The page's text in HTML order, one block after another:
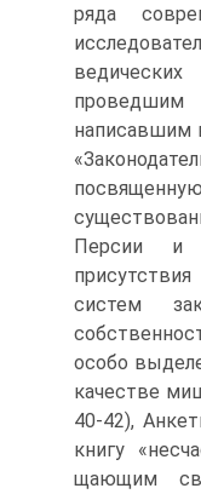
ряда
написавшим
Персии и
систем
особо
качестве
40-42),
книгу
щающим